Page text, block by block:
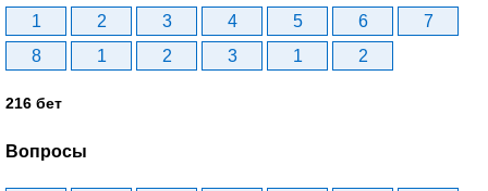
1 2 3 4 5 6
7
8
1 2 3 1 2
216 бет
Вопросы